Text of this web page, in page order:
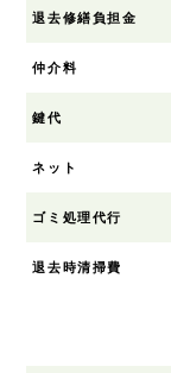
退去修繕負担金
仲介料
鍵代
ネット
ゴミ処理代行
退去時清掃費